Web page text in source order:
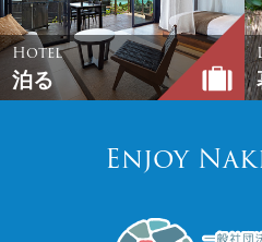
Hotel
泊る
Enjoy